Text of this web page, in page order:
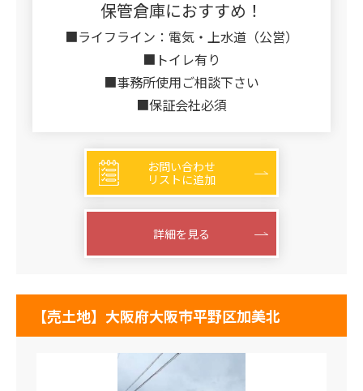
保管倉庫におすすめ！
■ライフライン：電気・上水道（公営）
■トイレ有り
■事務所使用ご相談下さい
■保証会社必須
お問い合わせ
リストに追加
詳細を見る
【売土地】大阪府大阪市平野区加美北